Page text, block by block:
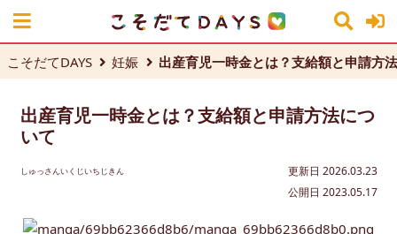
こそだてDAYS 妊娠 出産育児一時金とは？支給額と申請方
出産育児一時金とは？支給額と申請方法につ
いて
しゅっさんいくじいちじきん
更新日 2026.03.23
公開日 2023.05.17